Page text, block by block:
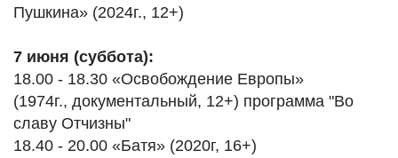
Пушкина» (2024г., 12+)
7 июня (суббота):
18.00 - 18.30 «Освобождение Европы»
(1974г., документальный, 12+) программа "Во
славу Отчизны"
18.40 - 20.00 «Батя» (2020г, 16+)